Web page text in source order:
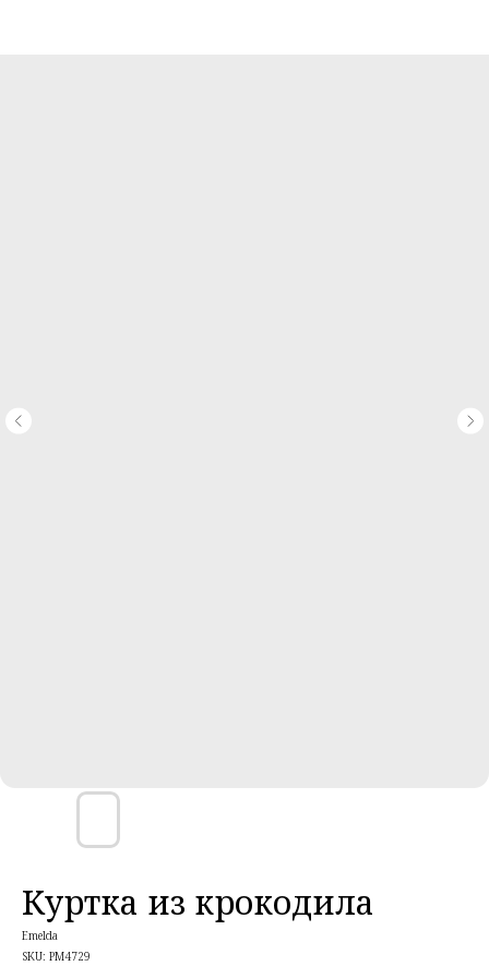
Куртка из крокодила
Emelda
SKU: PM4729